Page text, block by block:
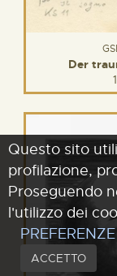
Der
Questo sito
profilazione,
Proseguendo
l'utilizzo dei
PREFERENZE
ACCETTO